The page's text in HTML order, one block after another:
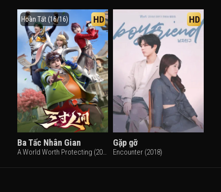
Hoàn Tất (16/16) HD
Ba Tấc Nhân Gian
A World Worth Protecting (2022)
HD
Gặp gỡ
Encounter (2018)